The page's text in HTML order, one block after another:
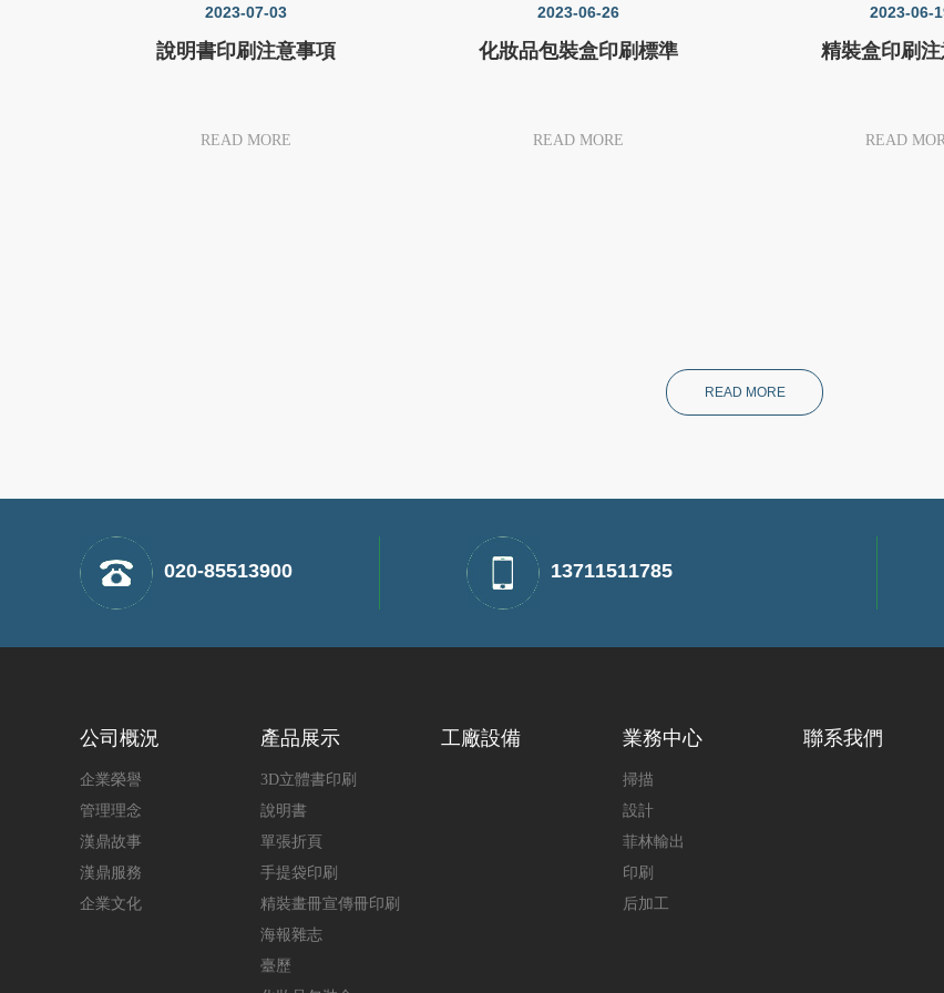
2023-07-03
說明書印刷注意事項
READ MORE
2023-06-26
化妝品包裝盒印刷標準
READ MORE
2023-06-
精裝盒印刷
READ
READ MORE
020-85513900 13711511785
公司概況
企業榮譽
管理理念
漢鼎故事
漢鼎服務
企業文化
產品展示
3D立體書印刷
說明書
單張折頁
手提袋印刷
精裝畫冊宣傳冊印刷
海報雜志
臺歷
工廠設備 業務中心
掃描
設計
菲林輸出
印刷
后加工
聯系我們